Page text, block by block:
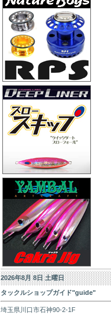
2026年8月 8日 土曜日
タックルショップガイド"guide"
埼玉県川口市石神90-2-1F